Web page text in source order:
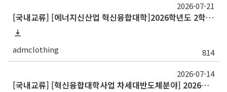
[국내교류] [에너지신산업 혁신융합대학]2026학년도 2학기 교류 수학 안내(한양대)
admclothing 814
2026-07-21
[국내교류] [혁신융합대학사업 차세대반도체분야] 2026학년도 대구대학교 2학기 교류 수학
2026-07-14